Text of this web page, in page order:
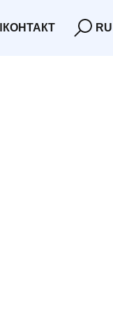
КОНТАКТ RU